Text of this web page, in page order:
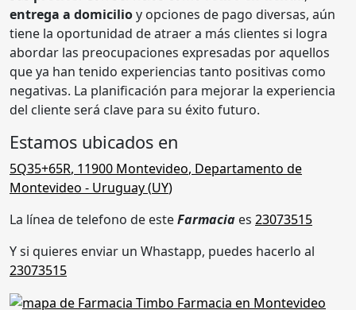
entrega a domicilioy opciones de pago diversas, aún
tiene la oportunidad de atraer a más clientes si logra
abordar las preocupaciones expresadas por aquellos
que ya han tenido experiencias tanto positivas como
negativas. La planificación para mejorar la experiencia
del cliente será clave para su éxito futuro.
Estamos ubicados en
5Q35+65R, 11900 Montevideo, Departamento de
Montevideo - Uruguay (UY)
La línea de telefono de esteFarmacia es 23073515
Y si quieres enviar un Whastapp, puedes hacerlo al
23073515